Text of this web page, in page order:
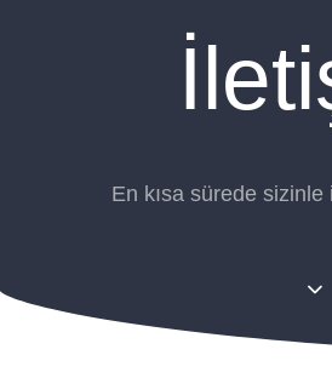
En kısa sürede